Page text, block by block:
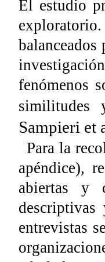
El estudio
fenómenos
similitudes
Sampieri et
Para la
apéndice),
abiertas y
entrevistas